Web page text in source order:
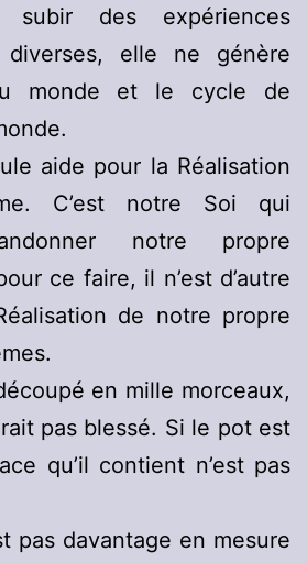
des expériences
diverses, elle ne génère
monde et le cycle de
aide pour la Réalisation
C’est notre Soi qui
notre propre
ce faire, il n’est d’autre
de notre propre
en mille morceaux,
pas blessé. Si le pot est
qu’il contient n’est pas
pas davantage en mesure